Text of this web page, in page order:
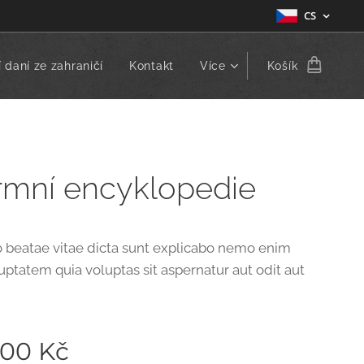
CS
daní ze zahraničí Kontakt Více Košík
encyklopedie
beatae vitae dicta sunt explicabo nemo enim
quia voluptas sit aspernatur aut odit aut
Kč